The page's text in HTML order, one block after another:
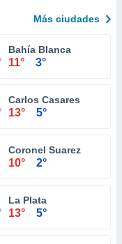
Más ciudades
Bahía Blanca
11° 3°
Carlos Casares
13° 5°
Coronel Suarez
10° 2°
La Plata
13° 5°